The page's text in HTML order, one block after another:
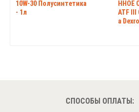
10W-30 Полусинтетика
- 1л
ННОЕ
ATF III
а
СПОСОБЫ ОПЛАТЫ: